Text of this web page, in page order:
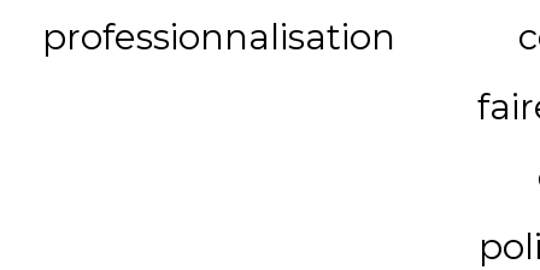
professionnalisation